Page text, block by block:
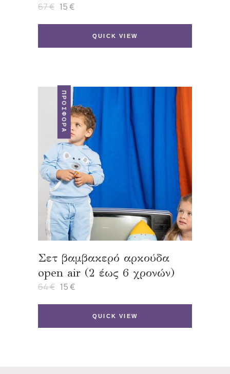
67€ Original
was:
15€
τιμή
QUICK VIEW
ΠΡΟΣΦΟΡΆ
Σετ βαμβακερό αρκούδα
open air (2 έως 6 χρονών)
64€ Original
was:
15€
τιμή
QUICK VIEW